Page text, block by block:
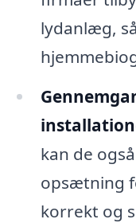
lydanlæg,
kan de
opsætning
korrekt og